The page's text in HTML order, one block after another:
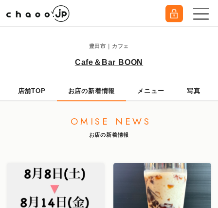
豊田市｜カフェ
Cafe＆Bar BOON
店舗TOP お店の新着情報 メニュー 写真
OMISE NEWS
お店の新着情報